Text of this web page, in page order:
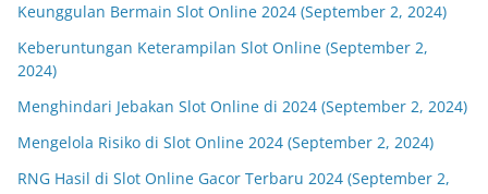
Keunggulan Bermain Slot Online 2024 (September 2, 2024)
Keberuntungan Keterampilan Slot Online (September 2,
2024)
Menghindari Jebakan Slot Online di 2024 (September 2, 2024)
Mengelola Risiko di Slot Online 2024 (September 2, 2024)
RNG Hasil di Slot Online Gacor Terbaru 2024 (September 2,